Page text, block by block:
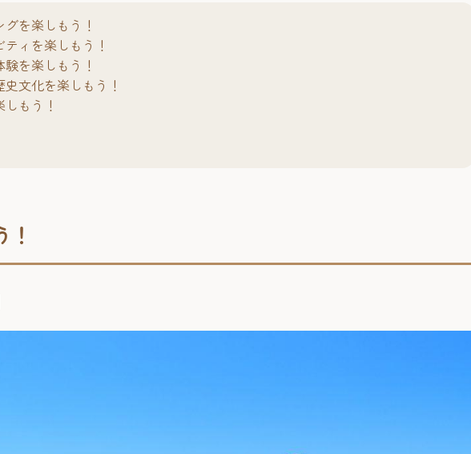
を楽しもう！
ティを楽しもう！
を楽しもう！
史文化を楽しもう！
もう！